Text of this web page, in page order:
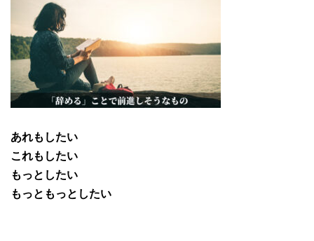
あれもしたい
これもしたい
もっとしたい
もっともっとしたい